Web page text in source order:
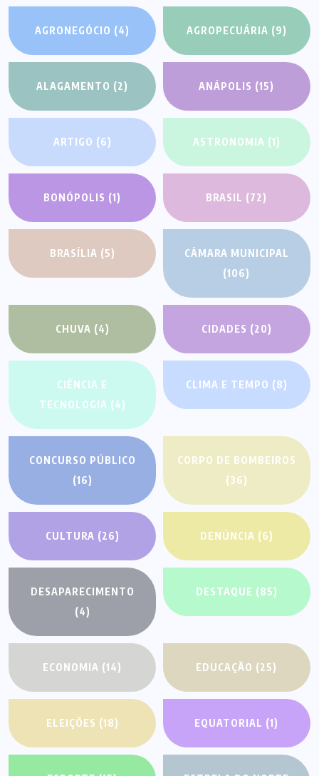
AGRONEGÓCIO (4) AGROPECUÁRIA (9)
ALAGAMENTO (2) ANÁPOLIS (15)
ARTIGO (6) ASTRONOMIA (1)
BONÓPOLIS (1) BRASIL (72)
BRASÍLIA (5)
CÂMARA MUNICIPAL
(106)
CHUVA (4) CIDADES (20)
CIÊNCIA E
TECNOLOGIA (4)
CLIMA E TEMPO (8)
CONCURSO PÚBLICO
(16)
CORPO DE BOMBEIROS
(36)
CULTURA (26) DENÚNCIA (6)
DESAPARECIMENTO
(4)
DESTAQUE (85)
ECONOMIA (14) EDUCAÇÃO (25)
ELEIÇÕES (18) EQUATORIAL (1)